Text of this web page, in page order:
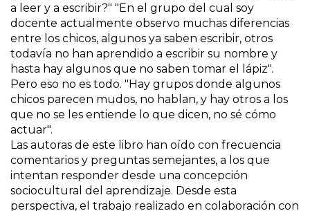
a leer y a escribir?" "En el grupo del cual soy
docente actualmente observo muchas diferencias
entre los chicos, algunos ya saben escribir, otros
todavía no han aprendido a escribir su nombre y
hasta hay algunos que no saben tomar el lápiz".
Pero eso no es todo. "Hay grupos donde algunos
chicos parecen mudos, no hablan, y hay otros a los
que no se les entiende lo que dicen, no sé cómo
actuar".
Las autoras de este libro han oído con frecuencia
comentarios y preguntas semejantes, a los que
intentan responder desde una concepción
sociocultural del aprendizaje. Desde esta
perspectiva, el trabajo realizado en colaboración con